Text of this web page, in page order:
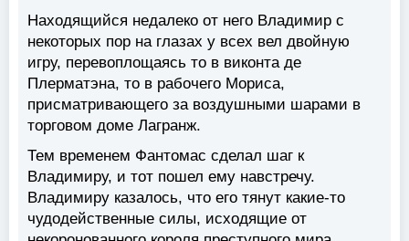
Находящийся недалеко от него Владимир с
некоторых пор на глазах у всех вел двойную
игру, перевоплощаясь то в виконта де
Плерматэна, то в рабочего Мориса,
присматривающего за воздушными шарами в
торговом доме Лагранж.
Тем временем Фантомас сделал шаг к
Владимиру, и тот пошел ему навстречу.
Владимиру казалось, что его тянут какие-то
чудодейственные силы, исходящие от